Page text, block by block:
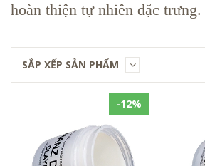
hoàn thiện tự nhiên đặc trưng.
SẮP XẾP SẢN PHẨM
-12%